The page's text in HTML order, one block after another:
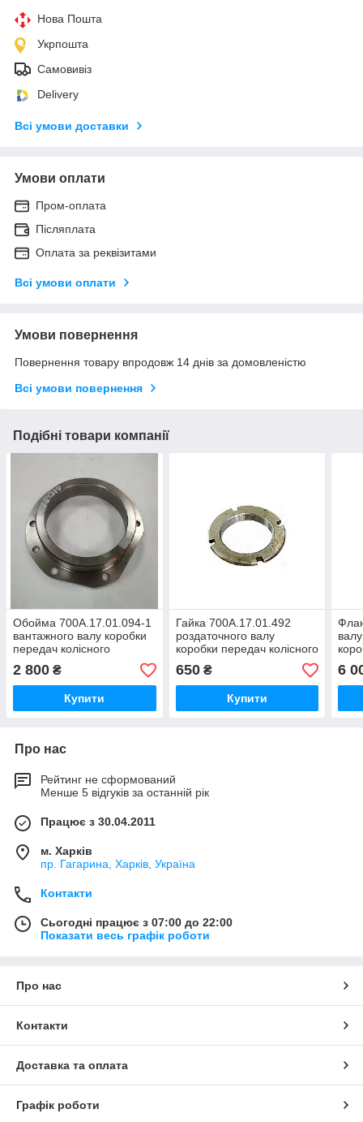
Нова Пошта
Укрпошта
Самовивіз
Delivery
Всі умови доставки
Умови оплати
Пром-оплата
Післяплата
Оплата за реквізитами
Всі умови оплати
Умови повернення
Повернення товару впродовж 14 днів за домовленістю
Всі умови повернення
Подібні товари компанії
Обойма 700А.17.01.094-1
вантажного валу коробки
передач колісного
трактора Кіровець До
700,ДО 700А,К 701,ДО
744
2 800 ₴
Купити
Гайка 700А.17.01.492
роздаточного валу
коробки передач колісного
трактора Кіровець До
700,К 701
650₴
Купити
КПП
6
Про нас
Рейтинг не сформований
Менше 5 відгуків за останній рік
Працює з 30.04.2011
м. Харків
пр. Гагарина, Харків, Україна
Контакти
Сьогодні працює з 07:00 до 22:00
Показати весь графік роботи
Про нас
Контакти
Доставка та оплата
Графік роботи